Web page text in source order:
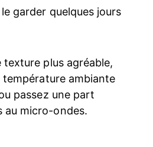
garder quelques jours
texture plus agréable,
température ambiante
passez une part
au micro-ondes.